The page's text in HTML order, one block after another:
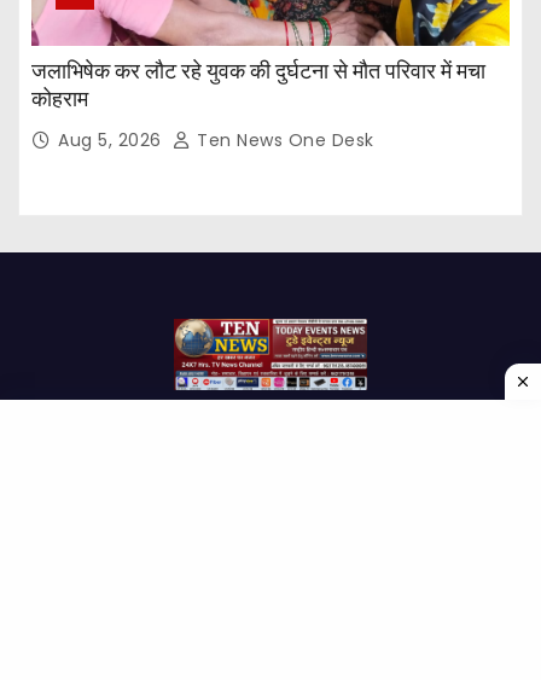
जलाभिषेक कर लौट रहे युवक की दुर्घटना से मौत परिवार में मचा
कोहराम
Aug 5, 2026 Ten News One Desk